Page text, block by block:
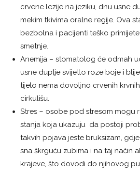
crvene lezije na jeziku, dnu usne
mekim tkivima oralne regije. Ova
bezbolna i pacijenti teško
smetnje.
Anemija – stomatolog će odmah
usne duplje svijetlo roze boje i
tijelo nema dovoljno crvenih
cirkulišu.
Stres – osobe pod stresom mogu
stanja koja ukazuju da postoji
takvih pojava jeste bruksizam,
sna škrguću zubima i na taj način
krajeve, što dovodi do njihovog